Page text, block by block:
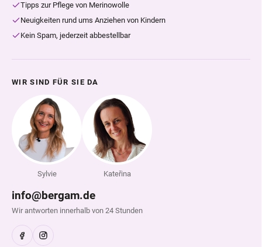
Tipps zur Pflege von Merinowolle
Neuigkeiten rund ums Anziehen von Kindern
Kein Spam, jederzeit abbestellbar
WIR SIND FÜR SIE DA
Sylvie Kateřina
info@bergam.de
Wir antworten innerhalb von 24 Stunden